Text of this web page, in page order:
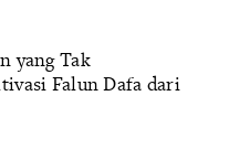
yang Tak
Falun Dafa dari